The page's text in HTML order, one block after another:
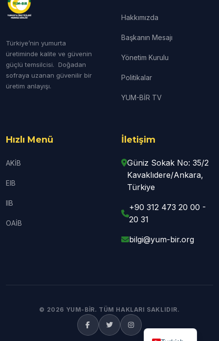
Türkiye’nin yumurta
üretiminde kalite ve güvenin
güçlü temsilcisi. Doğadan
sofraya uzanan güvenilir bir
üretim anlayışı.
Hakkımızda
Başkanın Mesajı
Yönetim Kurulu
Politikalar
YUM-BİR TV
Hızlı Menü
AKİB
EIB
IIB
OAİB
İletişim
Güniz Sokak No: 35/2
Kavaklıdere/Ankara,
Türkiye
+90 312 473 20 00 -
20 31
bilgi@yum-bir.org
© 2026 YUM-BİR. TÜM HAKLARI SAKLIDIR.